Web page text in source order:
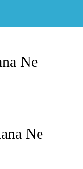
Ne
Ne